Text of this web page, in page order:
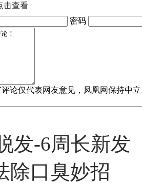
击查看
密码
评论仅代表网友意见，凤凰网保持中
发-6周长新发
除口臭妙招